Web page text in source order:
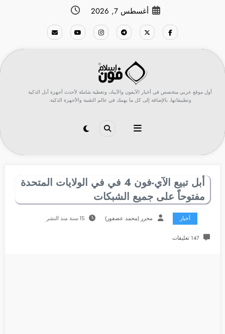
أغسطس 7, 2026
أول موقع عربي متخصص في أخبار الآيفون والآيباد، وتغطية شاملة لأحدث أجهزة أبل الذكية
وتطبيقاتها، بالإضافة إلى كل ما يهمك في عالم التقنية والأجهزة الذكية.
أبل تبيع الآي-فون 4 في في الولايات المتحدة
مفتوحاً على جميع الشبكات
أخبار محرر (محمد عصفور) 15 سنة منذ النشر
147 تعليقات